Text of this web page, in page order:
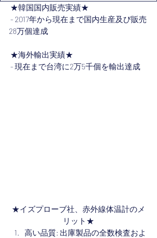
★韓国国内販売実績★
28万個達成
★海外輸出実績★
- 現在まで台湾に2万5千個を輸出達成
★イズプローブ社、赤外線体温計のメ
リット★
高い品質: 出庫製品の全数検査およ